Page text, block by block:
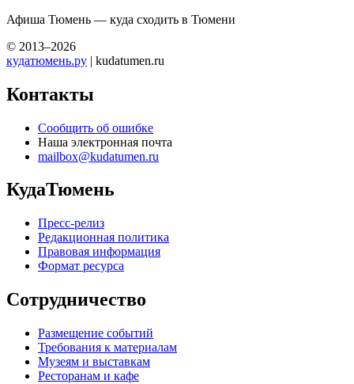
Афиша Тюмень — куда сходить в Тюмени
© 2013–2026
кудатюмень.ру | kudatumen.ru
Контакты
Сообщить об ошибке
Наша электронная почта
mailbox@kudatumen.ru
КудаТюмень
Пресс-релиз
Редакционная политика
Правовая информация
Формат ресурса
Сотрудничество
Размещение событий
Требования к материалам
Музеям и выставкам
Ресторанам и кафе